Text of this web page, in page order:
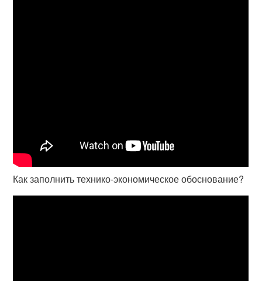
Как заполнить технико-экономическое обоснование?